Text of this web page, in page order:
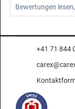
Bewertungen
+41 71 844